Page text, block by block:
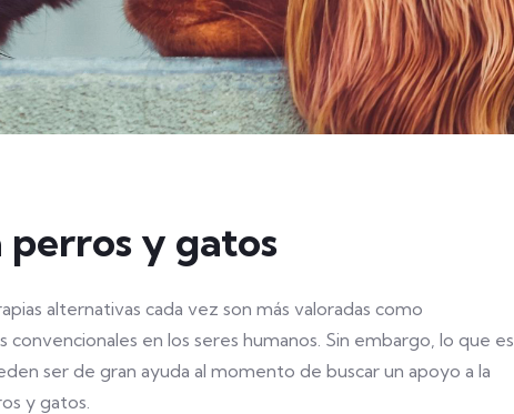
y gatos
alternativas cada vez son más valoradas como
en los seres humanos. Sin embargo, lo que es
ser de gran ayuda al momento de buscar un apoyo a la
y gatos.